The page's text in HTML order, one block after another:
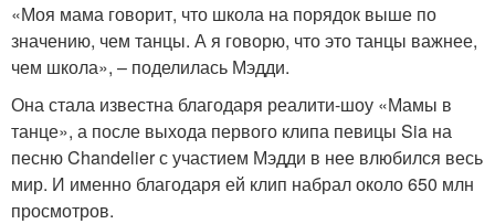
«Моя мама говорит, что школа на порядок выше по
значению, чем танцы. А я говорю, что это танцы важнее,
чем школа», – поделилась Мэдди.
Она стала известна благодаря реалити-шоу «Мамы в
танце», а после выхода первого клипа певицы Sia на
песню Chandelier с участием Мэдди в нее влюбился весь
мир. И именно благодаря ей клип набрал около 650 млн
просмотров.